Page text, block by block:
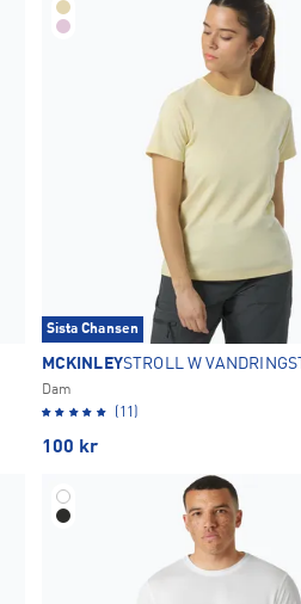
Sista Chansen
MCKINLEYSTROLL W
Dam
(11)
100 kr